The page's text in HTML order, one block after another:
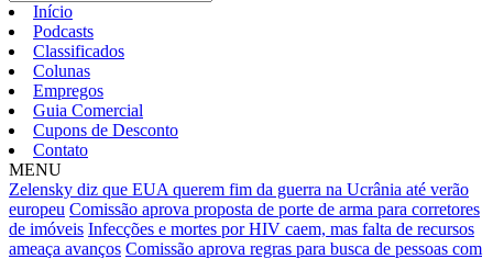
Início
Podcasts
Classificados
Colunas
Empregos
Guia Comercial
Cupons de Desconto
Contato
MENU
Zelensky diz que EUA querem fim da guerra na Ucrânia até verão
europeu Comissão aprova proposta de porte de arma para corretores
de imóveis Infecções e mortes por HIV caem, mas falta de recursos
ameaça avanços Comissão aprova regras para busca de pessoas com